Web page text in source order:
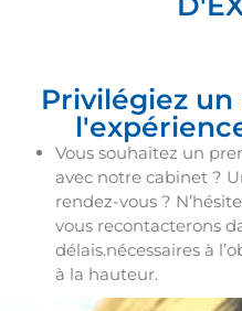
Privilégiez un
Vous souhaitez un
avec notre cabinet ?
rendez-vous ?
vous recontacterons
délais.nécessaires à
à la hauteur.